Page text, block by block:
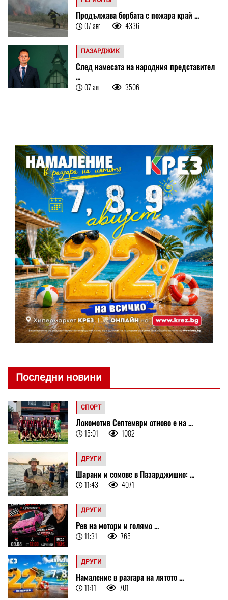
Продължава борбата с пожара край ...
07 авг 4336
ПАЗАРДЖИК
След намесата на народния представител
...
07 авг 3506
Последни новини
СПОРТ
Локомотив Септември отново е на ...
15:01 1082
ДРУГИ
Шарани и сомове в Пазарджишко: ...
11:43 4071
ДРУГИ
Рев на мотори и голямо ...
11:31 765
ДРУГИ
Намаление в разгара на лятото ...
11:11 701